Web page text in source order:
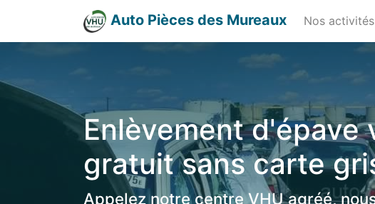
Auto Pièces des Mureaux Nos activités
Enlèvement d'épave
gratuit sans carte
Appelez notre centre VHU agréé,